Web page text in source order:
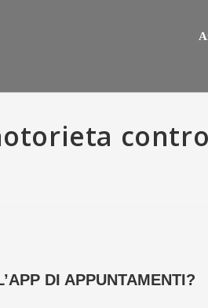
contro
DI APPUNTAMENTI?